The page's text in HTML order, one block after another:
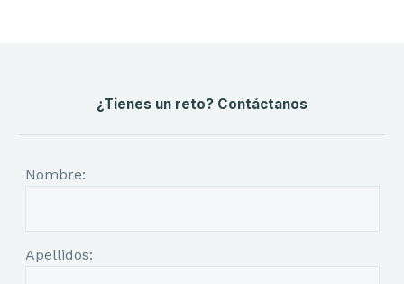
¿Tienes un reto? Contáctanos
Nombre:
Apellidos: